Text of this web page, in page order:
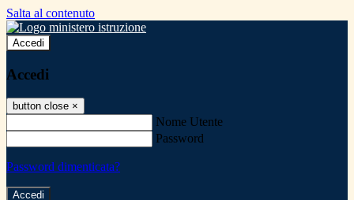
Salta al contenuto
Accedi
Accedi
button close ×
Nome Utente
Password
Password dimenticata?